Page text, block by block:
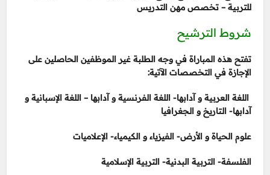
للتربية – تخصص مهن التدريس
شروط الترشيح
تفتح هذه المباراة في وجه الطلبة غير الموظفين الحاصلين على
الإجازة في التخصصات الآتية:
اللغة العربية و آدابها- اللغة الفرنسية و آدابها – اللغة الإسبانية و
آدابها- التاريخ و الجغرافيا
علوم الحياة و الأرض- الفيزياء و الكيمياء- الإعلاميات
الفلسفة- التربية البدنية- التربية الإسلامية